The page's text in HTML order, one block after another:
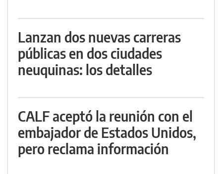
Lanzan dos nuevas carreras
públicas en dos ciudades
neuquinas: los detalles
CALF aceptó la reunión con el
embajador de Estados Unidos,
pero reclama información